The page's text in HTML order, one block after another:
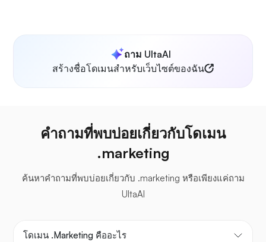
ถาม UltaAI
สร้างชื่อโดเมนสำหรับเว็บไซต์ของฉัน
คำถามที่พบบ่อยเกี่ยวกับโดเมน
.marketing
ค้นหาคำถามที่พบบ่อยเกี่ยวกับ .marketing หรือเพียงแค่ถาม
UltaAI
โดเมน .Marketing คืออะไร